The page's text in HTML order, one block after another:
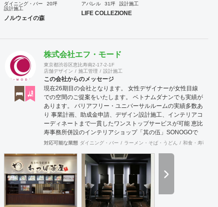
ダイニング・バー
20坪
設計施工
ノルウェイの森
アパレル 31坪 設計施工
LIFE COLLEZIONE
株式会社エフ・モード
東京都渋谷区恵比寿南2-17-2-1F
店舗デザイン
施工管理 設計施工
この会社からのメッセージ
現在26期目の会社となります。 女性デザイナーが女性目線
での空間のご提案をいたします。 ベトナムダナンでも実績が
あります。 バリアフリー・ユニバーサルルームの実績多数あ
り 事業計画、助成金申請、デザイン設計施工、インテリアコ
ーディネートまで一貫したワンストップサービスが可能 恵比
寿事務所併設のインテリアショップ「其の伍」SONOGOで
はオリジナル家具をはじめアンティーク骨董家具の販売もし
対応可能な業態 ダイニング・バー ラーメン・そば・うどん 和食・寿司